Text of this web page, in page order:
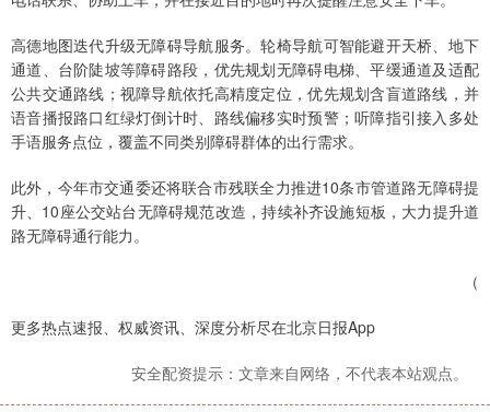
高德地图迭代升级无障碍导航服务。轮椅导航可智能避开天桥、地下
通道、台阶陡坡等障碍路段，优先规划无障碍电梯、平缓通道及适配
公共交通路线；视障导航依托高精度定位，优先规划含盲道路线，并
语音播报路口红绿灯倒计时、路线偏移实时预警；听障指引接入多处
手语服务点位，覆盖不同类别障碍群体的出行需求。
此外，今年市交通委还将联合市残联全力推进10条市管道路无障碍提
升、10座公交站台无障碍规范改造，持续补齐设施短板，大力提升道
路无障碍通行能力。
（
更多热点速报、权威资讯、深度分析尽在北京日报App
安全配资提示：文章来自网络，不代表本站观点。